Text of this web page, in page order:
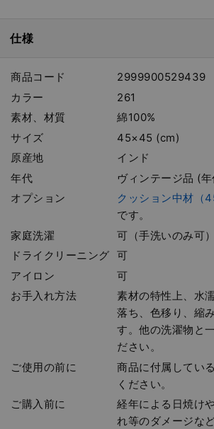
仕様
商品コード
2999900529439
カラー
261
素材、材質
綿100%
サイズ
45×45 (cm)
原産地
インド
年代
ヴィンテージ品 (
オプション
クッション中材（
です。
家庭洗濯
可（手洗いのみ可）
ドライクリーニング
可
アイロン
可
お手入れ方法
素材の特性上、水
落ち、色移り、縮
す。他の洗濯物と
ださい。
ご使用の前に
商品に付属してい
ください。
ご購入前に
経年による日焼け
れ等のダメージな